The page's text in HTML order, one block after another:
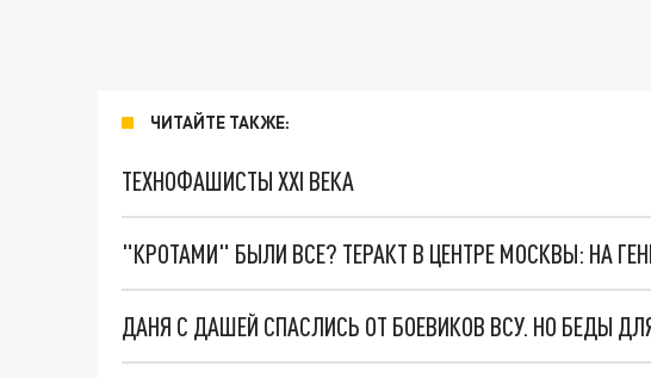
ЧИТАЙТЕ ТАКЖЕ:
ТЕХНОФАШИСТЫ XXI ВЕКА
"КРОТАМИ" БЫЛИ ВСЕ? ТЕРАКТ В ЦЕНТРЕ МОСКВЫ: НА
ДАНЯ С ДАШЕЙ СПАСЛИСЬ ОТ БОЕВИКОВ ВСУ. НО БЕДЫ